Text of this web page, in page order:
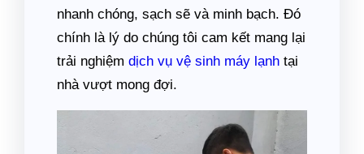
nhanh chóng, sạch sẽ và minh bạch. Đó
chính là lý do chúng tôi cam kết mang lại
trải nghiệm dịch vụ vệ sinh máy lạnh tại
nhà vượt mong đợi.